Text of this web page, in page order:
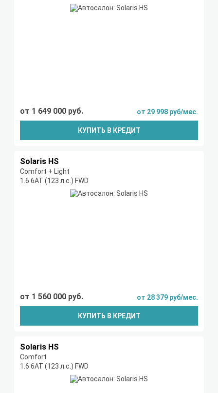
от 1 649 000 руб. от 29 998 руб/мес.
КУПИТЬ В КРЕДИТ
Solaris HS
Comfort + Light
1.6 6AT (123 л.с.) FWD
от 1 560 000 руб. от 28 379 руб/мес.
КУПИТЬ В КРЕДИТ
Solaris HS
Comfort
1.6 6AT (123 л.с.) FWD